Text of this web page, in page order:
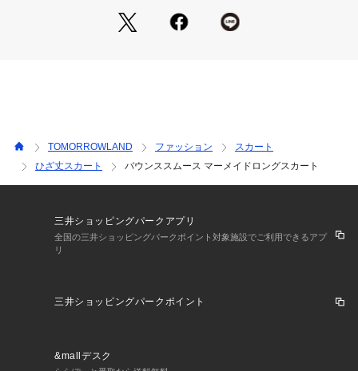
毛玉ができやすい為、着用後はホコリをはらい、毛羽乱れを整
えるブラッシングがおすすめです。
取り除く場合は引っ張らず、毛玉取り器やハサミで丁寧にカッ
TOMORROWLAND ファッション
スカート
ひざ丈スカート
バウンススムース マーメイドロングスカート
三井ショッピングパークアプリ
全国の三井ショッピングパークポイント対象施設でご利用できるアプ
リ
三井ショッピングパークポイント
&mallデスク